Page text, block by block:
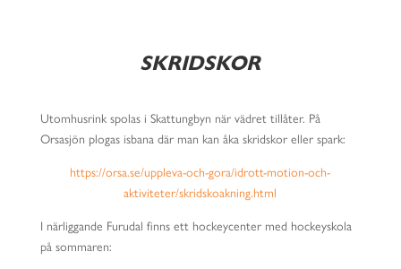
SKRIDSKOR
Utomhusrink spolas i Skattungbyn när vädret tillåter. På
Orsasjön plogas isbana där man kan åka skridskor eller spark:
https://orsa.se/uppleva-och-gora/idrott-motion-och-
aktiviteter/skridskoakning.html
I närliggande Furudal finns ett hockeycenter med hockeyskola
på sommaren: